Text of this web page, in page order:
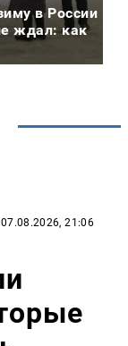
в России
ждал: как
07.08.2026, 21:06